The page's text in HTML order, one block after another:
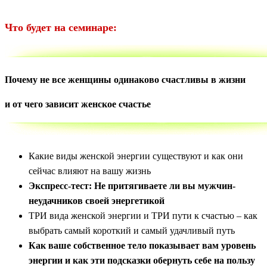
Что будет на семинаре:
Почему не все женщины одинаково счастливы в жизни
и от чего зависит женское счастье
Какие виды женской энергии существуют и как они
сейчас влияют на вашу жизнь
Экспресс-тест: Не притягиваете ли вы мужчин-
неудачников своей энергетикой
ТРИ вида женской энергии и ТРИ пути к счастью – как
выбрать самый короткий и самый удачливый путь
Как ваше собственное тело показывает вам уровень
энергии и как эти подсказки обернуть себе на пользу